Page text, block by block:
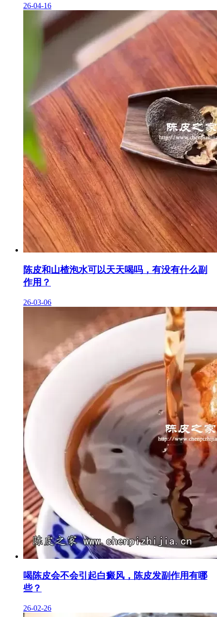
26-04-16
陈皮和山楂泡水可以天天喝吗，有没有什么副
作用？
26-03-06
喝陈皮会不会引起白癜风，陈皮发副作用有哪
些？
26-02-26